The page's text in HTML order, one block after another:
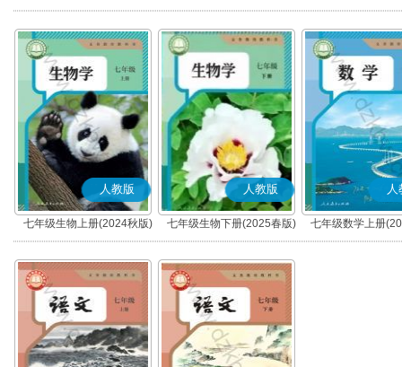
秋版)(部编版)
春版)(部编版)
人教版
七年级生物上册(2024秋版)
人教版
七年级生物下册(2025春版)
人
七年级数学上册